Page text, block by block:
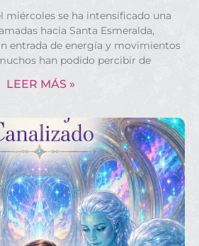
miércoles se ha intensificado una
hacia Santa Esmeralda,
entrada de energía y movimientos
han podido percibir de
LEER MÁS »